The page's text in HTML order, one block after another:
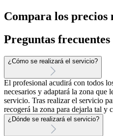
Compara los precios
Preguntas frecuentes
¿Cómo se realizará el servicio?
El profesional acudirá con todos
necesarios y adaptará la zona que
servicio. Tras realizar el servicio
recogerá la zona para dejarla tal y
¿Dónde se realizará el servicio?